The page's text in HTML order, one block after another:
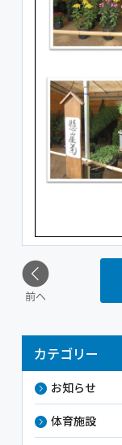
前へ
カテゴリー
お知らせ
体育施設